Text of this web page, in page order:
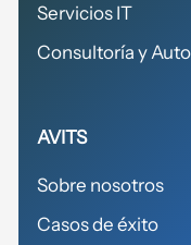
Servicios IT
Consultoría y
AVITS
Sobre nosotros
Casos de éxito